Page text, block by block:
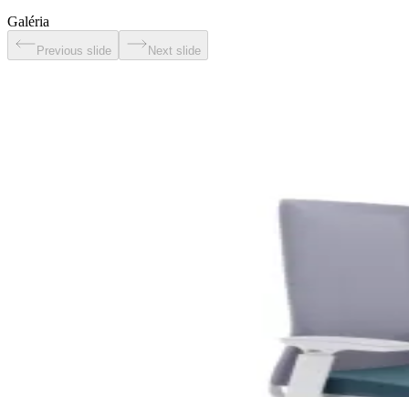
Galéria
Previous slide Next slide